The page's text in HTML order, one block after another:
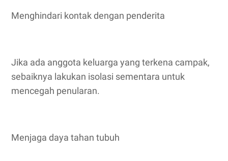
Menghindari kontak dengan penderita
Jika ada anggota keluarga yang terkena campak,
sebaiknya lakukan isolasi sementara untuk
mencegah penularan.
Menjaga daya tahan tubuh